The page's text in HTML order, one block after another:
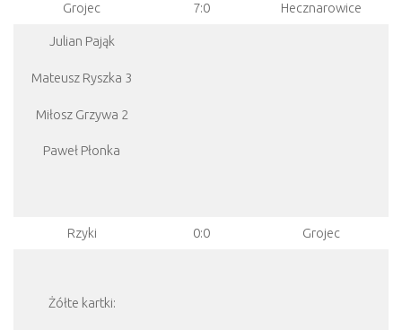
Grojec 7:0 Hecznarowice
Julian Pająk
Mateusz Ryszka 3
Miłosz Grzywa 2
Paweł Płonka
Rzyki 0:0 Grojec
Żółte kartki: